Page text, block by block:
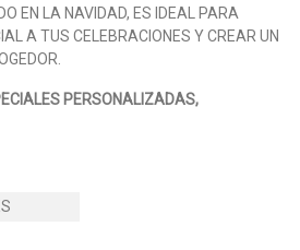
EN LA NAVIDAD, ES IDEAL PARA
A TUS CELEBRACIONES Y CREAR UN
PERSONALIZADAS,